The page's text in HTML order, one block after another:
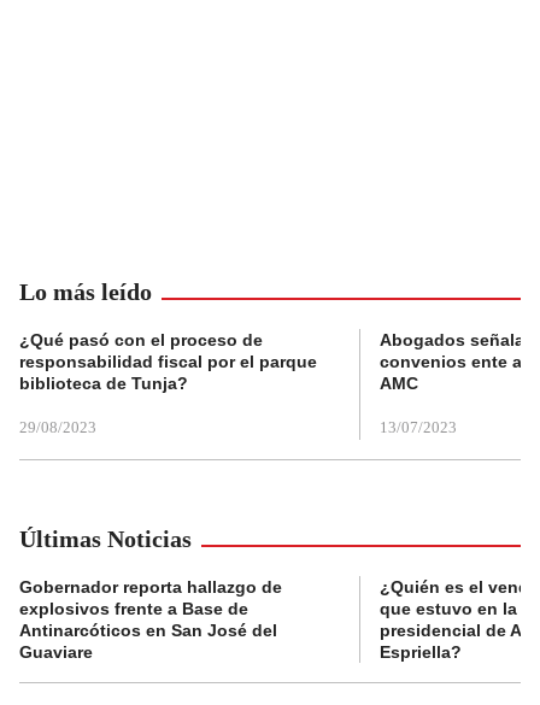
Lo más leído
¿Qué pasó con el proceso de
responsabilidad fiscal por el parque
biblioteca de Tunja?
29/08/2023
Abogados
convenios ente
AMC
13/07/2023
Últimas Noticias
Gobernador reporta hallazgo de
explosivos frente a Base de
Antinarcóticos en San José del
Guaviare
¿Quién es el
que estuvo en la
presidencial de
Espriella?